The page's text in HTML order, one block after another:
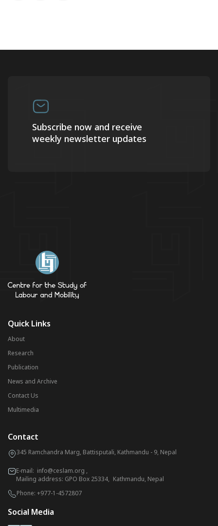
Subscribe now and receive
weekly newsletter updates
Quick Links
About
Research
Publication
News and Archive
Contact Us
Multimedia
Contact
345 Ramchandra Marg, Battisputali, Kathmandu - 9, Nepal
E-mail: info@ceslam.org ,
Mailing address: GPO Box 25334, Kathmandu, Nepal
Phone: +977-1-4572807
Social Media